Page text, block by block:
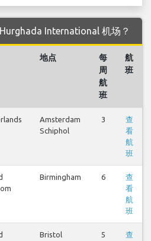
International 机场？
地点
每
周
航
班
航
班
Amsterdam
Schiphol
3
查
看
航
班
Birmingham 6
查
看
航
班
Bristol 5
查